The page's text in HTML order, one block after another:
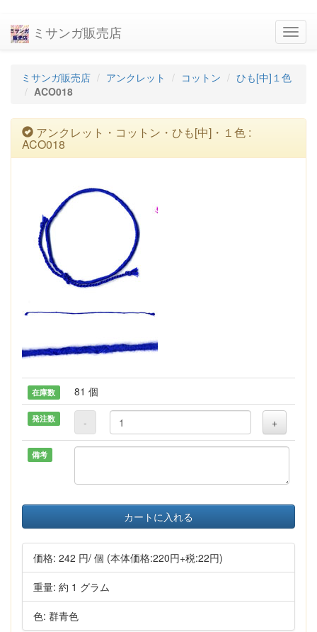
ミサンガ販売店
ミサンガ販売店 アンクレット コットン
ひも[中]１色
ACO018
アンクレット・コットン・ひも[中]・１色 :
ACO018
在庫数 81 個
発注数 - +
備考
カートに入れる
価格: 242 円/ 個 (本体価格:220円+税:22円)
重量: 約 1 グラム
色: 群青色